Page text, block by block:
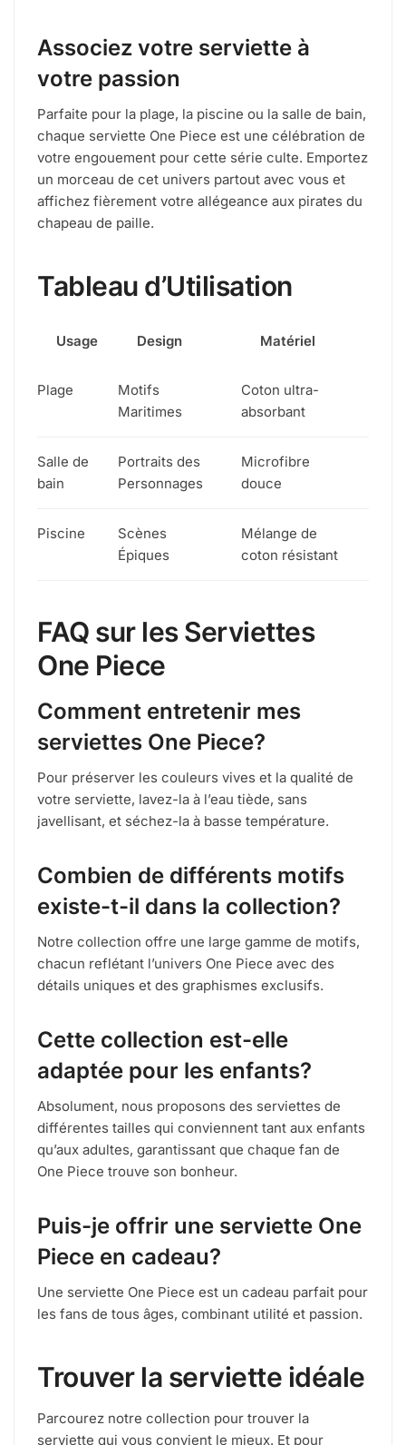
Associez votre serviette à
votre passion
Parfaite pour la plage, la piscine ou la salle de bain,
chaque serviette One Piece est une célébration de
votre engouement pour cette série culte. Emportez
un morceau de cet univers partout avec vous et
affichez fièrement votre allégeance aux pirates du
chapeau de paille.
Tableau d’Utilisation
Usage Design Matériel
Plage
Motifs
Maritimes
Coton ultra-
absorbant
Salle de
bain
Portraits des
Personnages
Microfibre
douce
Piscine
Scènes
Épiques
Mélange de
coton résistant
FAQ sur les Serviettes
One Piece
Comment entretenir mes
serviettes One Piece?
Pour préserver les couleurs vives et la qualité de
votre serviette, lavez-la à l’eau tiède, sans
javellisant, et séchez-la à basse température.
Combien de différents motifs
existe-t-il dans la collection?
Notre collection offre une large gamme de motifs,
chacun reflétant l’univers One Piece avec des
détails uniques et des graphismes exclusifs.
Cette collection est-elle
adaptée pour les enfants?
Absolument, nous proposons des serviettes de
différentes tailles qui conviennent tant aux enfants
qu’aux adultes, garantissant que chaque fan de
One Piece trouve son bonheur.
Puis-je offrir une serviette One
Piece en cadeau?
Une serviette One Piece est un cadeau parfait pour
les fans de tous âges, combinant utilité et passion.
Trouver la serviette idéale
Parcourez notre collection pour trouver la
serviette qui vous convient le mieux. Et pour